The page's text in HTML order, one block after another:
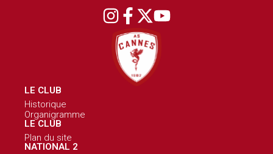
LE CLUB
Historique
Organigramme
LE CLUB
Plan du site
NATIONAL 2